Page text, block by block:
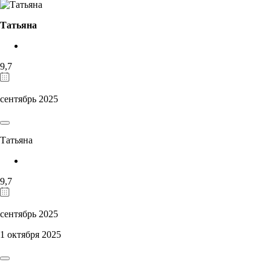
Татьяна
9,7
сентябрь 2025
Татьяна
9,7
сентябрь 2025
1 октября 2025